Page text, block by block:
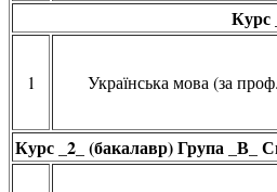
Курс
1 Українська мова (за
Курс _2_ (бакалавр) Група _В_